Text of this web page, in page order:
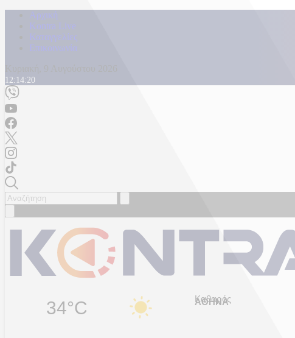
Αρχική
Kontra Live
Καταγγελίες
Επικοινωνία
12:14:22
34°C Καθαρός